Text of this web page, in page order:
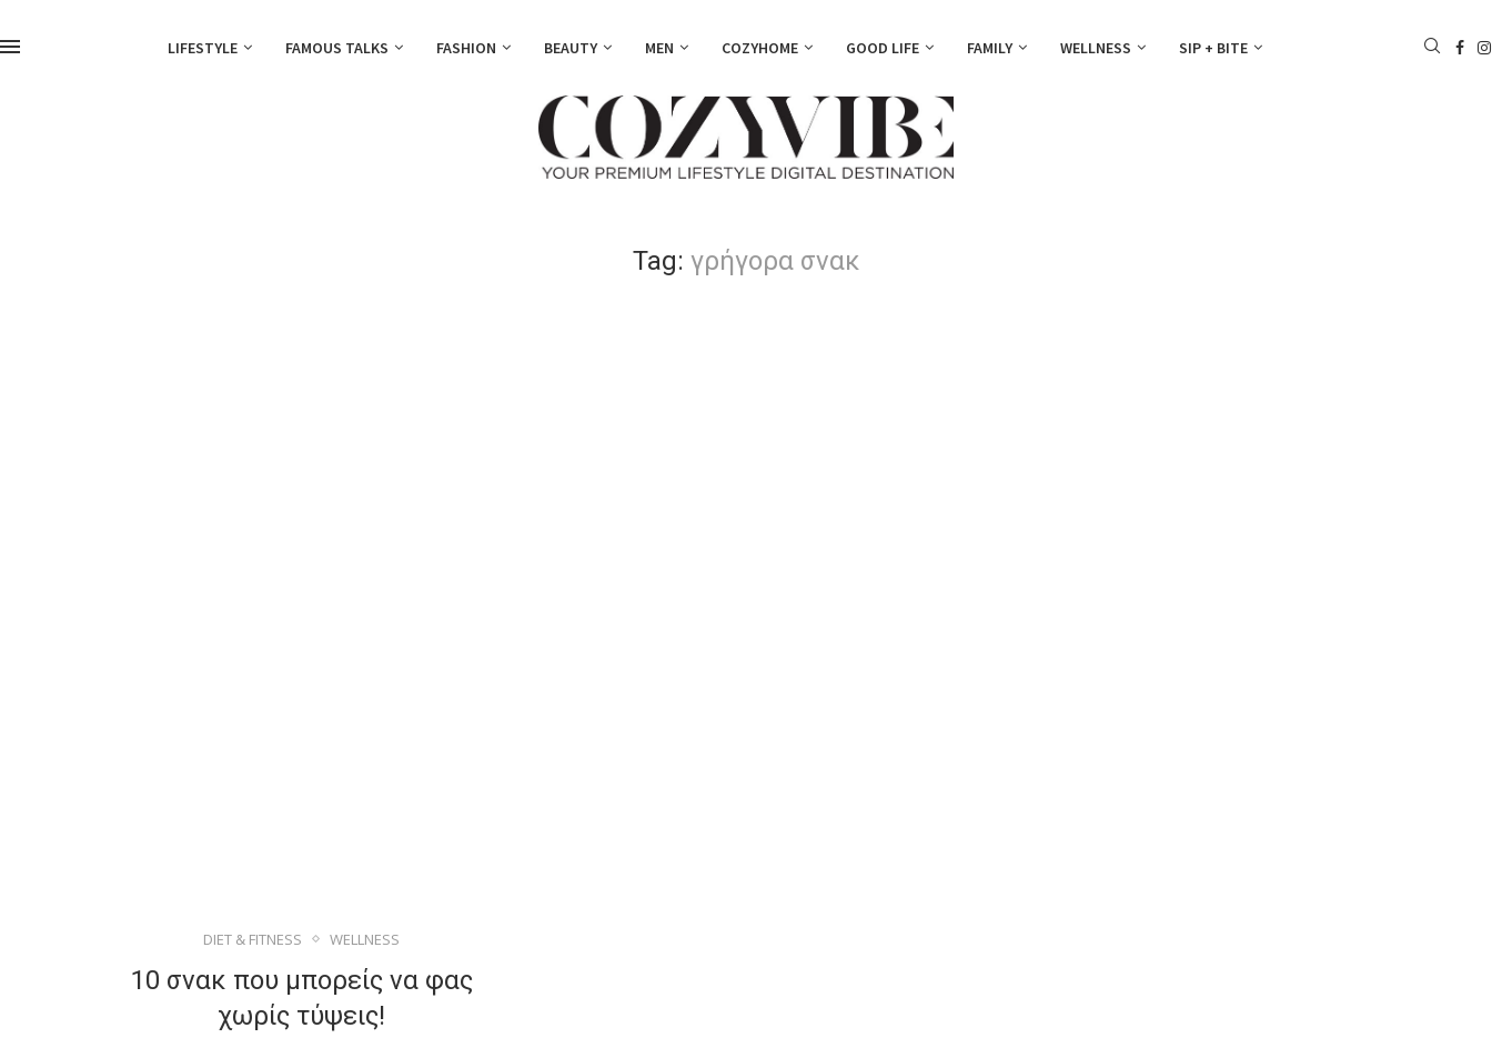
LIFESTYLE FAMOUS TALKS FASHION BEAUTY MEN COZYHOME GOOD LIFE FAMILY WELLNESS SIP + BITE
Tag: γρήγορα σνακ
DIET & FITNESS WELLNESS
10 σνακ που μπορείς να φας
χωρίς τύψεις!